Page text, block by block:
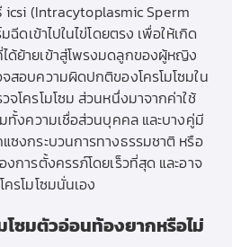
icsi (Intracytoplasmic Sperm
ดเข้าไปในไข่โดยตรง เพื่อให้เกิด
ด้ย้ายเข้าสู่โพรงมดลูกของผู้หญิง
สอบความผิดปกติของโครโมโซมใน
จโครโมโซม ส่วนหนึ่งมาจากค่าใช้
ทั้งความเชื่อส่วนบุคคล และบางคู่มี
ซงกระบวนการทางธรรมชาติ หรือ
การตั้งครรภ์โดยเร็วที่สุด และอาจ
รโมโซมนั่นเอง
โซมตัวอ่อนท้องยากหรือไม่